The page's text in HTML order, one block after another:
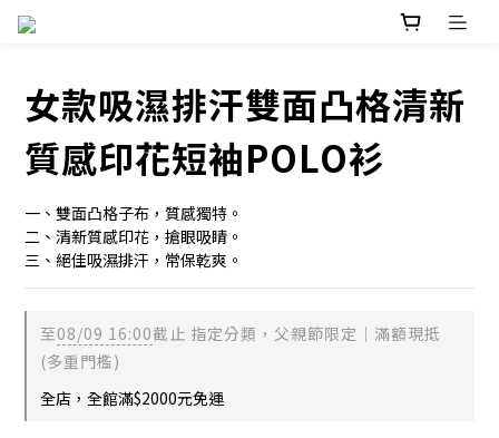
女款吸濕排汗雙面凸格清新
質感印花短袖POLO衫
一、雙面凸格子布，質感獨特。
二、清新質感印花，搶眼吸睛。
三、絕佳吸濕排汗，常保乾爽。
至08/09 16:00截止 指定分類，父親節限定｜滿額現抵
(多重門檻)
全店，全館滿$2000元免運